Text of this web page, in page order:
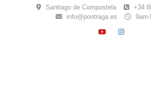
Santiago de Compostela
+34
info@pontraga.es
YOUTUBE